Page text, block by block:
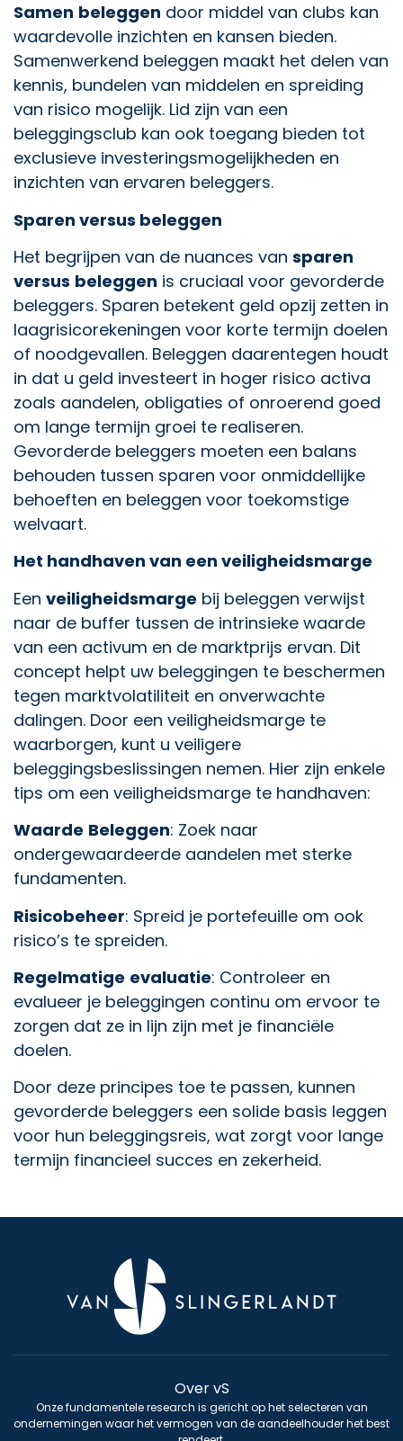
Samen beleggen door middel van clubs kan
waardevolle inzichten en kansen bieden.
Samenwerkend beleggen maakt het delen van
kennis, bundelen van middelen en spreiding
van risico mogelijk. Lid zijn van een
beleggingsclub kan ook toegang bieden tot
exclusieve investeringsmogelijkheden en
inzichten van ervaren beleggers.
Sparen versus beleggen
Het begrijpen van de nuances van sparen
versus beleggen is cruciaal voor gevorderde
beleggers. Sparen betekent geld opzij zetten in
laagrisicorekeningen voor korte termijn doelen
of noodgevallen. Beleggen daarentegen houdt
in dat u geld investeert in hoger risico activa
zoals aandelen, obligaties of onroerend goed
om lange termijn groei te realiseren.
Gevorderde beleggers moeten een balans
behouden tussen sparen voor onmiddellijke
behoeften en beleggen voor toekomstige
welvaart.
Het handhaven van een veiligheidsmarge
Een veiligheidsmarge bij beleggen verwijst
naar de buffer tussen de intrinsieke waarde
van een activum en de marktprijs ervan. Dit
concept helpt uw beleggingen te beschermen
tegen marktvolatiliteit en onverwachte
dalingen. Door een veiligheidsmarge te
waarborgen, kunt u veiligere
beleggingsbeslissingen nemen. Hier zijn enkele
tips om een veiligheidsmarge te handhaven:
Waarde Beleggen: Zoek naar
ondergewaardeerde aandelen met sterke
fundamenten.
Risicobeheer: Spreid je portefeuille om ook
risico’s te spreiden.
Regelmatige evaluatie: Controleer en
evalueer je beleggingen continu om ervoor te
zorgen dat ze in lijn zijn met je financiële
doelen.
Door deze principes toe te passen, kunnen
gevorderde beleggers een solide basis leggen
voor hun beleggingsreis, wat zorgt voor lange
termijn financieel succes en zekerheid.
Over vS
Onze fundamentele research is gericht op het selecteren van
ondernemingen waar het vermogen van de aandeelhouder het best